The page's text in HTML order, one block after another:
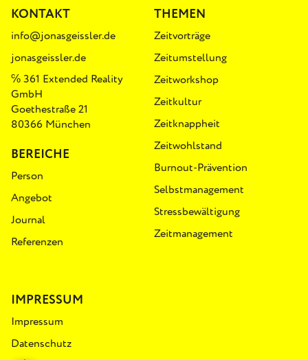
BEREICHE
Person
Angebot
Journal
Referenzen
KONTAKT
info@jonasgeissler.de
jonasgeissler.de
℅ 361 Extended Reality
GmbH
Goethestraße 21
80366 München
THEMEN
Zeitvorträge
Zeitumstellung
Zeitworkshop
Zeitkultur
Zeitknappheit
Zeitwohlstand
Burnout-Prävention
Selbstmanagement
Stressbewältigung
Zeitmanagement
IMPRESSUM
Impressum
Datenschutz